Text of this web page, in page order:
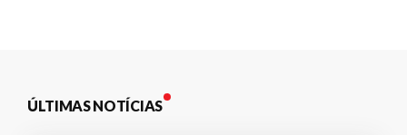
ÚLTIMAS NOTÍCIAS